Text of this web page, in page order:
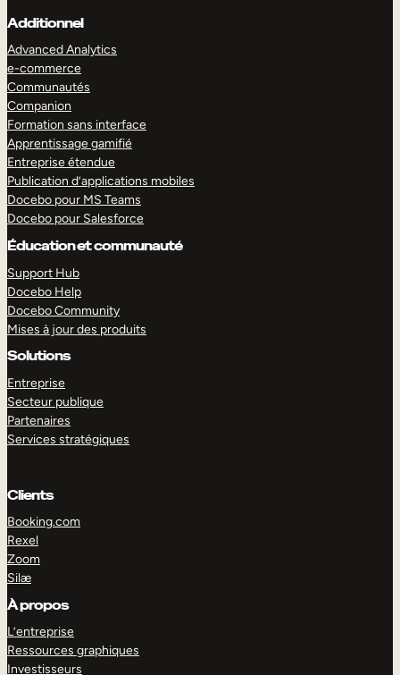
Additionnel
Advanced Analytics
e-commerce
Communautés
Companion
Formation sans interface
Apprentissage gamifié
Entreprise étendue
Publication d’applications mobiles
Docebo pour MS Teams
Docebo pour Salesforce
Éducation et communauté
Support Hub
Docebo Help
Docebo Community
Mises à jour des produits
Solutions
Entreprise
Secteur publique
Partenaires
Services stratégiques
Clients
Booking.com
Rexel
Zoom
Silæ
À propos
L’entreprise
Ressources graphiques
Investisseurs